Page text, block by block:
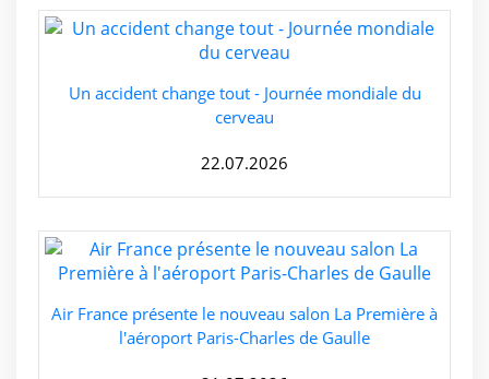
Un accident change tout - Journée mondiale du
cerveau
22.07.2026
Air France présente le nouveau salon La Première à
l'aéroport Paris-Charles de Gaulle